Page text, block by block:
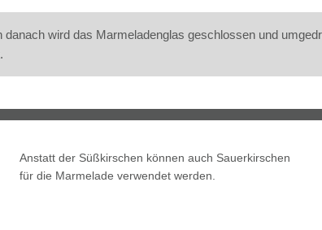
danach wird das Marmeladenglas geschlossen und
Anstatt der Süßkirschen können auch Sauerkirschen
für die Marmelade verwendet werden.